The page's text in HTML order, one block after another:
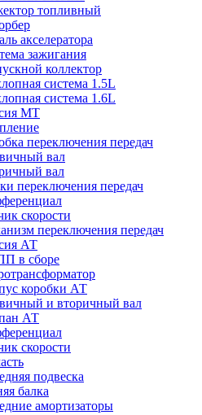
топливный
акселератора
зажигания
коллектор
система 1.5L
система 1.6L
МТ
переключения передач
вал
вал
переключения передач
скорости
переключения передач
АТ
в сборе
коробки АТ
и вторичный вал
АТ
скорости
подвеска
балка
амортизаторы